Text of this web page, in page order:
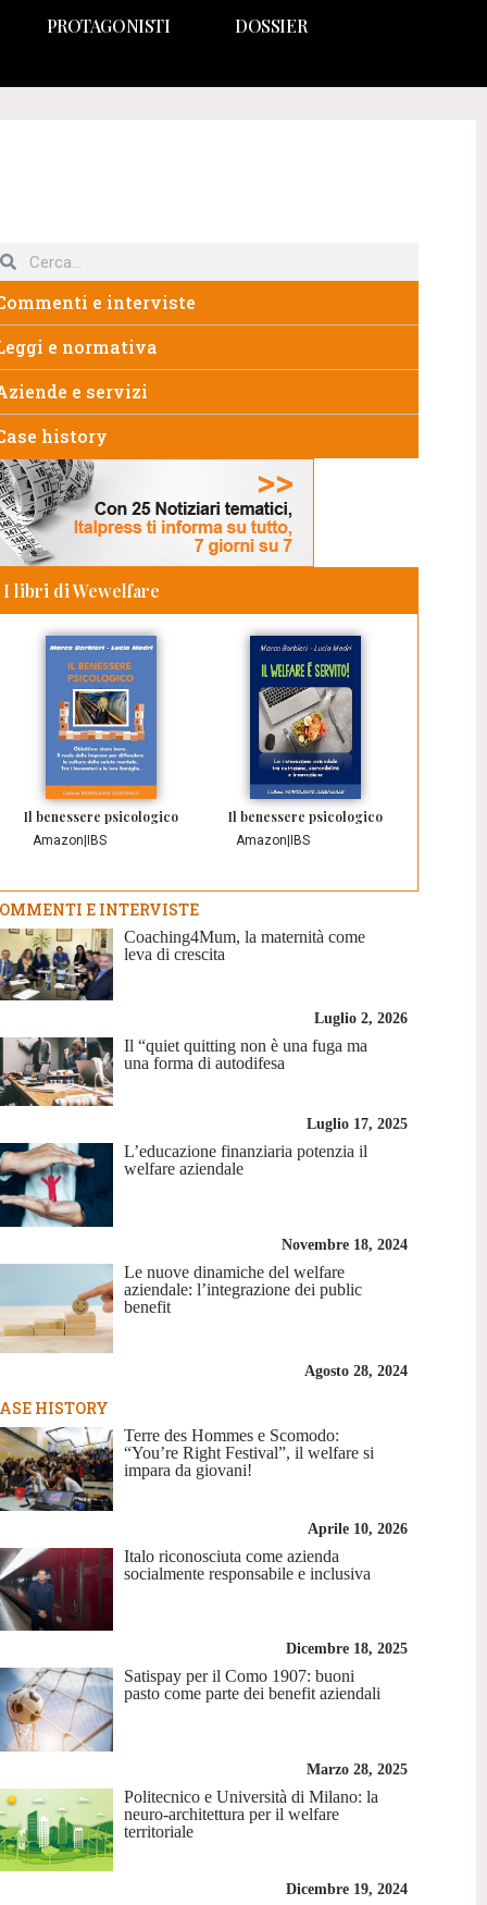
PROTAGONISTI DOSSIER
e interviste
e normativa
e servizi
history
I libri di Wewelfare
Il benessere psicologico
Amazon IBS
Il benessere psicologico
Amazon IBS
E INTERVISTE
Coaching4Mum, la maternità come
leva di crescita
Luglio 2, 2026
Il “quiet quitting non è una fuga ma
una forma di autodifesa
Luglio 17, 2025
L’educazione finanziaria potenzia il
welfare aziendale
Novembre 18, 2024
Le nuove dinamiche del welfare
aziendale: l’integrazione dei public
benefit
Agosto 28, 2024
HISTORY
Terre des Hommes e Scomodo:
“You’re Right Festival”, il welfare si
impara da giovani!
Aprile 10, 2026
Italo riconosciuta come azienda
socialmente responsabile e inclusiva
Dicembre 18, 2025
Satispay per il Como 1907: buoni
pasto come parte dei benefit aziendali
Marzo 28, 2025
Politecnico e Università di Milano: la
neuro-architettura per il welfare
territoriale
Dicembre 19, 2024